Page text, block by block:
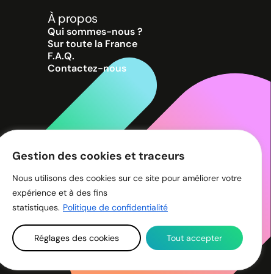
Gestion des cookies et traceurs
Nous utilisons des cookies sur ce site pour améliorer votre
expérience et à des fins
statistiques. Politique de confidentialité
Réglages des cookies Tout accepter
À propos
Qui sommes-nous ?
Sur toute la France
F.A.Q.
Contactez-nous